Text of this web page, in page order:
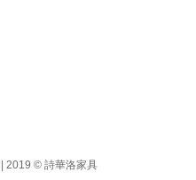
| 2019 © 詩華洛家具